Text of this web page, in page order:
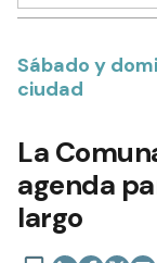
Sábado y
ciudad
La
agenda
largo